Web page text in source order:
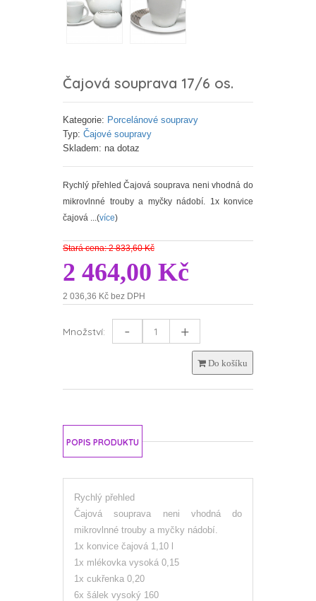
Čajová souprava 17/6 os.
Kategorie: Porcelánové soupravy
Typ: Čajové soupravy
Skladem: na dotaz
Rychlý přehled Čajová souprava neni vhodná do
mikrovlnné trouby a myčky nádobí. 1x konvice
čajová ...(více)
Stará cena: 2 833,60 Kč
2 464,00 Kč
2 036,36 Kč bez DPH
Množství: - +
Do košíku
POPIS PRODUKTU
Rychlý přehled
Čajová souprava neni vhodná do
mikrovlnné trouby a myčky nádobí.
1x konvice čajová 1,10 l
1x mlékovka vysoká 0,15
1x cukřenka 0,20
6x šálek vysoký 160